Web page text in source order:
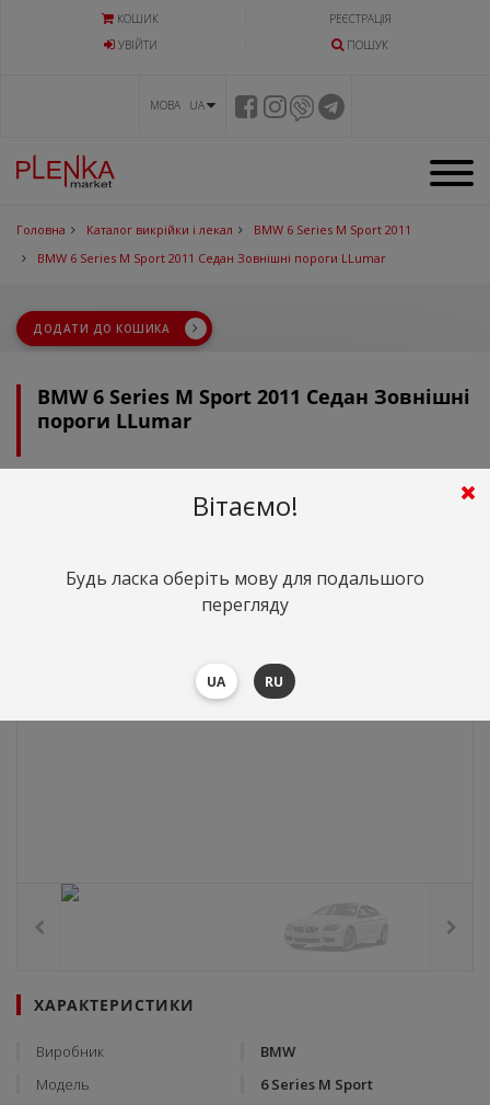
КОШИК
РЕЄСТРАЦІЯ
УВIЙТИ
ПОШУК
МОВА UA
Головна Каталог викрійки і лекал
BMW 6 Series M Sport 2011
BMW 6 Series M Sport 2011 Седан Зовнішні пороги LLumar
ДОДАТИ ДО КОШИКА
BMW 6 Series M Sport 2011 Седан Зовнішні
пороги LLumar
грн. ($92.82)
ХАРАКТЕРИСТИКИ
Виробник
BMW
Модель
6 Series M Sport
Вітаємо!
Будь ласка оберіть мову для подальшого
перегляду
UA RU